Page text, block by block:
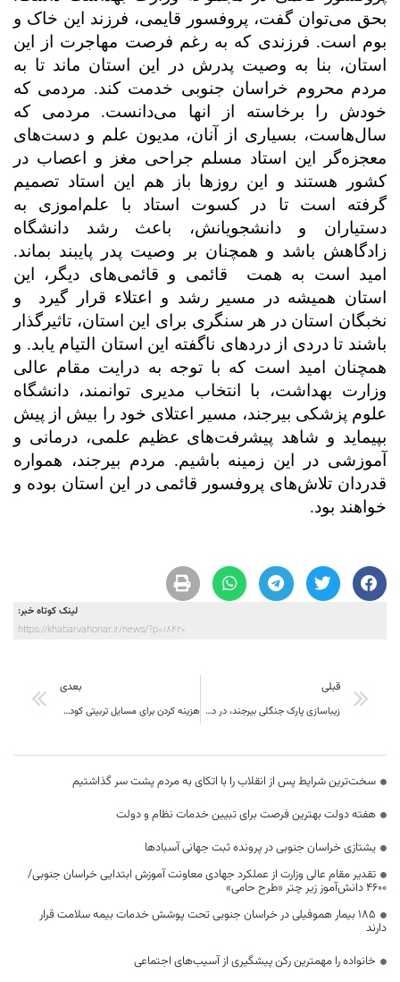
بحق می‌توان گفت، پروفسور قایمی، فرزند این خاک و
بوم است. فرزندی که به رغم فرصت مهاجرت از این
استان، بنا به وصیت پدرش در این استان ماند تا به
مردم محروم خراسان جنوبی خدمت کند. مردمی که
خودش را برخاسته از انها می‌دانست. مردمی که
سال‌هاست، بسیاری از آنان، مدیون علم و دست‌های
معجزه‌گر این استاد مسلم جراحی مغز و اعصاب در
کشور هستند و این روزها باز هم این استاد تصمیم
گرفته است تا در کسوت استاد با علم‌اموزی به
دستیاران و دانشجویانش، باعث رشد دانشگاه
زادگاهش باشد و همچنان بر وصیت پدر پایبند بماند.
امید است به همت
قائمی و قائمی‌های دیگر، این
استان همیشه در مسیر رشد و اعتلاء قرار گیرد
و
نخبگان استان در هر سنگری برای این استان، تاثیرگذار
باشند تا دردی از دردهای ناگفته این استان التیام یابد. و
همچنان امید است که با توجه به درایت مقام عالی
وزارت بهداشت، با انتخاب مدیری توانمند، دانشگاه
علوم پزشکی بیرجند، مسیر اعتلای خود را بیش از پیش
بپیماید و شاهد پیشرفت‌های عظیم علمی، درمانی و
آموزشی در این زمینه باشیم. مردم بیرجند، همواره
قدردان تلاش‌های پروفسور قائمی در این استان بوده و
خواهند بود.
لینک کوتاه خبر:
https://khabarvahonar.ir/news/?p=18420
قبلی
زیباسازی پارک جنگلی بیرجند، در دستور کار شهرداری
بعدی
هزینه کردن برای مسایل تربیتی کودکان از سوی خانواده و دولت نوعی سرمایه گذاری است
سخت‌ترین شرایط پس از انقلاب را با اتکای به مردم پشت سر گذاشتیم
هفته دولت بهترین فرصت برای تبیین خدمات نظام و دولت
یشتازی خراسان جنوبی در پرونده ثبت جهانی آسبادها
تقدیر مقام عالی وزارت از عملکرد جهادی معاونت آموزش ابتدایی خراسان جنوبی/
۴۶۰۰ دانش‌آموز زیر چتر «طرح حامی»
۱۸۵ بیمار هموفیلی در خراسان جنوبی تحت پوشش خدمات بیمه سلامت قرار
دارند
خانواده را مهمترین رکن پیشگیری از آسیب‌های اجتماعی